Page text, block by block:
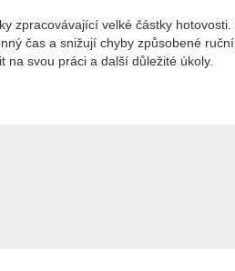
zpracovávající velké částky
čas a snižují chyby způsobené
svou práci a další důležité úkoly.